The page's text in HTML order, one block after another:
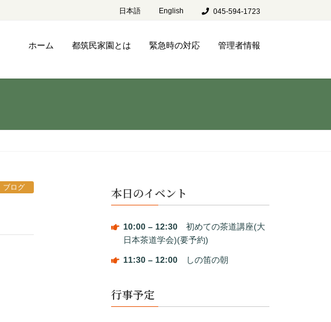
日本語 English 045-594-1723
ホーム 都筑民家園とは 緊急時の対応 管理者情報
ブログ 本日のイベント
10:00 – 12:30初めての茶道講座(大
日本茶道学会)(要予約)
11:30 – 12:00しの笛の朝
行事予定